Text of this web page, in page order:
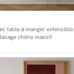
table à manger
chêne massif